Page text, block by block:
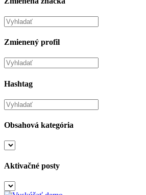
Zmienený profil
Hashtag
Obsahová kategória
Aktivačné posty